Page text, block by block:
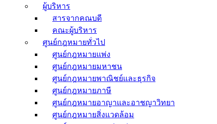
ผู้บริหาร
สารจากคณบดี
คณะผู้บริหาร
ศูนย์กฎหมายทั่วไป
ศูนย์กฎหมายแพ่ง
ศูนย์กฎหมายมหาชน
ศูนย์กฎหมายพาณิชย์และธุรกิจ
ศูนย์กฎหมายภาษี
ศูนย์กฎหมายอาญาและอาชญาวิทยา
ศูนย์กฎหมายสิ่งแวดล้อม